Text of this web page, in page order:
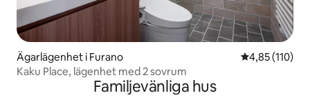
Ägarlägenhet i Furano 4,85 av 5 i
4,85 (110)
Kaku Place, lägenhet med 2 sovrum
Familjevänliga hus